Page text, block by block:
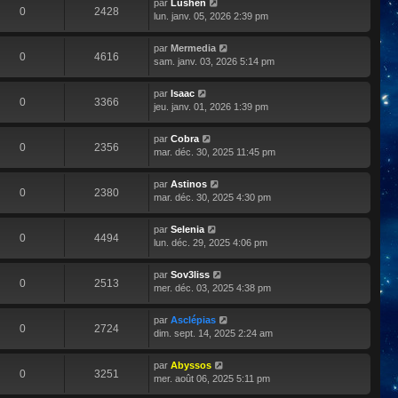
0 2428
par Lushen
lun. janv. 05, 2026 2:39 pm
0 4616
par Mermedia
sam. janv. 03, 2026 5:14 pm
0 3366
par Isaac
jeu. janv. 01, 2026 1:39 pm
0 2356
par Cobra
mar. déc. 30, 2025 11:45 pm
0 2380
par Astinos
mar. déc. 30, 2025 4:30 pm
0 4494
par Selenia
lun. déc. 29, 2025 4:06 pm
0 2513
par Sov3liss
mer. déc. 03, 2025 4:38 pm
0 2724
par Asclépias
dim. sept. 14, 2025 2:24 am
0 3251
par Abyssos
mer. août 06, 2025 5:11 pm